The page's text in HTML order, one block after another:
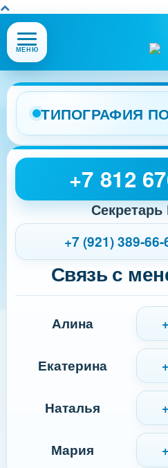
Открыть
или
меню
сайта
МЕНЮ
ТИПОГРАФИЯ
+7 812
+7 (921) 389-
Связь с
Алина
Екатерина
Наталья
Мария